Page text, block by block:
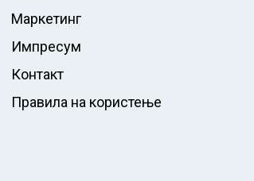
Маркетинг
Импресум
Контакт
Правила на користење